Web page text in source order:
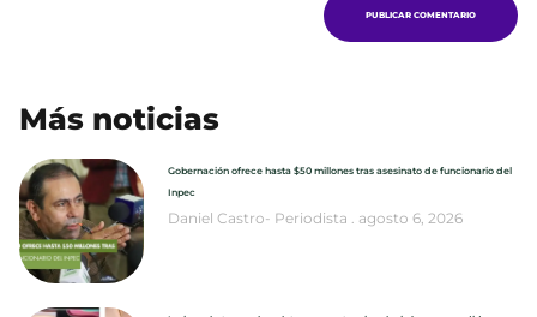
Más noticias
Gobernación ofrece hasta $50 millones tras asesinato de funcionario del
Inpec
Daniel Castro- Periodista agosto 6, 2026